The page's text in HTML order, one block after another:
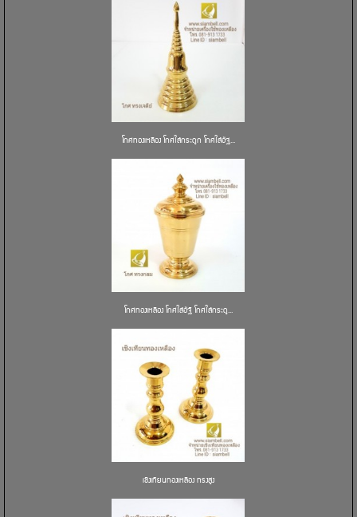
โกศทองเหลือง โกศใส่กระดูก โกศใส่อัฐ...
โกศทองเหลือง โกศใส่อัฐิ โกศใส่กระดู...
เชิงเทียนทองเหลือง ทรงสูง